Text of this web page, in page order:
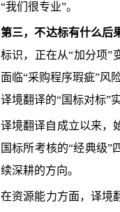
“我们很专业”。
第三，不达标有什么后
标识，正在从“加分项”
面临“采购程序瑕疵”风险
译境翻译的“国标对标”
译境翻译自成立以来，
国标所考核的“经典级
续深耕的方向。
在资源能力方面，译境